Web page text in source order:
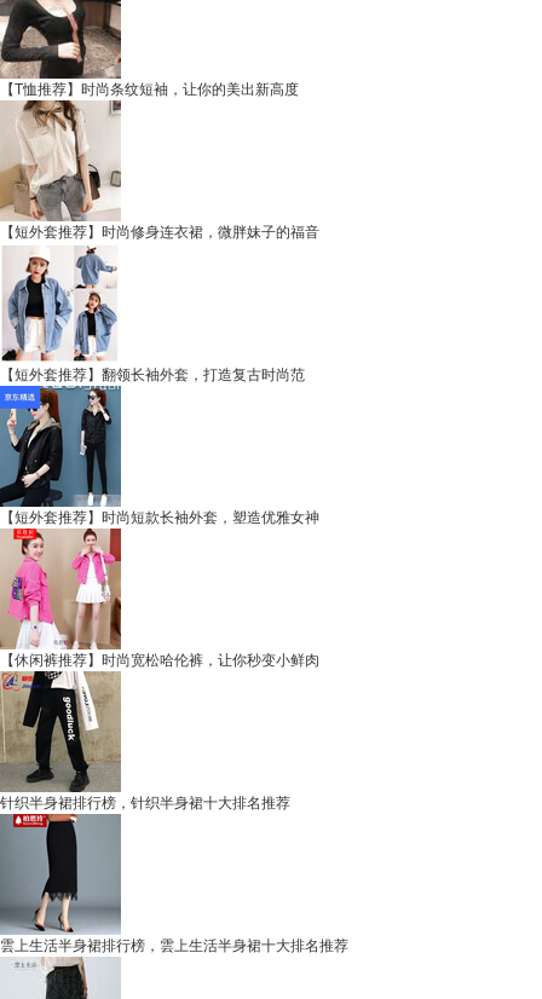
【T恤推荐】时尚条纹短袖，让你的美出新高度
【短外套推荐】时尚修身连衣裙，微胖妹子的福音
【短外套推荐】翻领长袖外套，打造复古时尚范
【短外套推荐】时尚短款长袖外套，塑造优雅女神
【休闲裤推荐】时尚宽松哈伦裤，让你秒变小鲜肉
针织半身裙排行榜，针织半身裙十大排名推荐
雲上生活半身裙排行榜，雲上生活半身裙十大排名推荐